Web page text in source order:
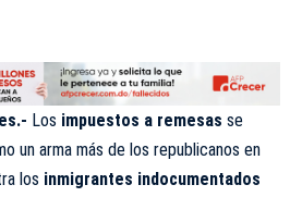
Los impuestos a remesas se
un arma más de los republicanos en
los inmigrantes indocumentados